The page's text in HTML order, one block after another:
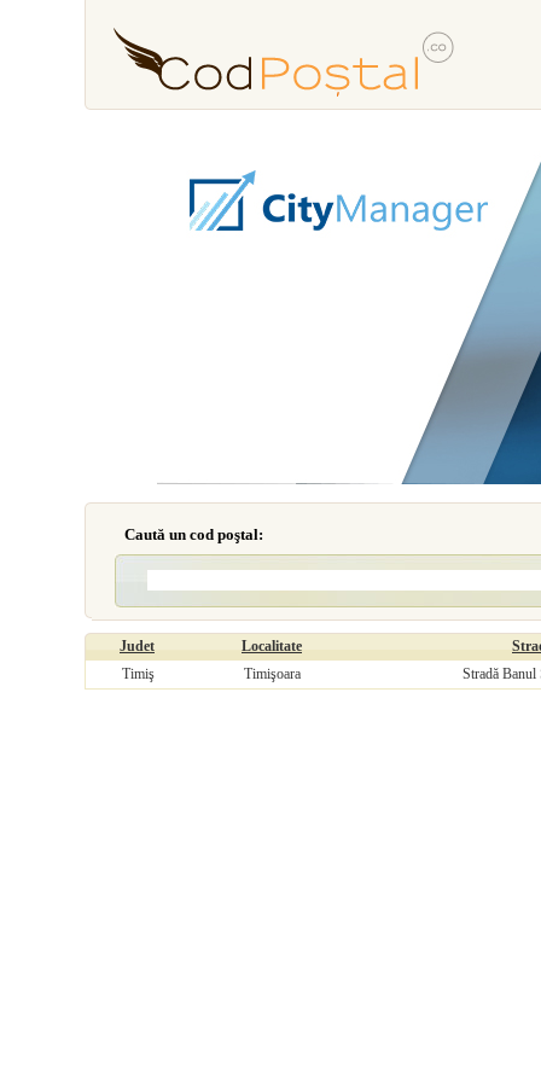
Caută un cod poştal:
Judet Localitate
Timiş
Timişoara Stradă Banul